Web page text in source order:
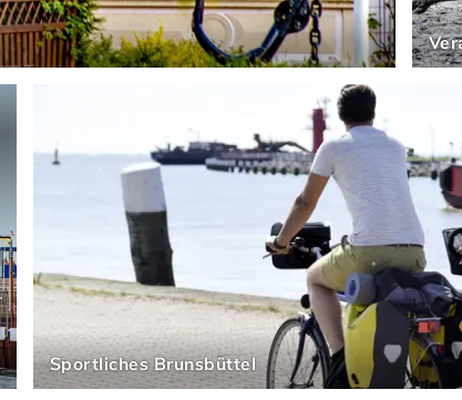
Sportliches Brunsbüttel